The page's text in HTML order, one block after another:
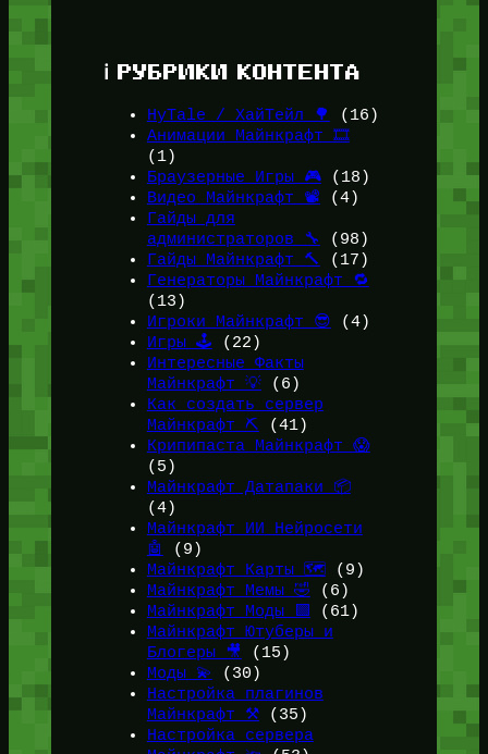
ℹ️ РУБРИКИ КОНТЕНТА
HyTale / ХайТейл 🌳
(16)
Анимации Майнкрафт 🎞️
(1)
Браузерные Игры 🎮(18)
Видео Майнкрафт 📽️ (4)
Гайды для
администраторов 🔧
(98)
Гайды Майнкрафт 🔨
(17)
Генераторы Майнкрафт 🔁
(13)
Игроки Майнкрафт 😎 (4)
Игры 🕹️ (22)
Интересные Факты
Майнкрафт 💡(6)
Как создать сервер
Майнкрафт ⛏️ (41)
Крипипаста Майнкрафт 😱
(5)
Майнкрафт Датапаки 📦
(4)
Майнкрафт ИИ Нейросети
🤖
(9)
Майнкрафт Карты 🗺️(9)
Майнкрафт Мемы 🤣 (6)
Майнкрафт Моды 🟩 (61)
Майнкрафт Ютуберы и
Блогеры 🎥
(15)
Моды 💫
(30)
Настройка плагинов
Майнкрафт ⚒️(35)
Настройка сервера